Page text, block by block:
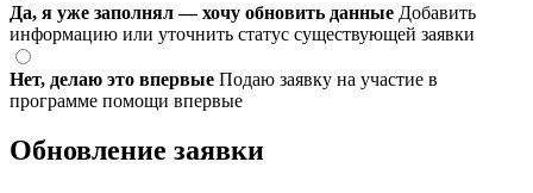
Да, я уже заполнял — хочу обновить данные Добавить
информацию или уточнить статус существующей заявки
Нет, делаю это впервые Подаю заявку на участие в
программе помощи впервые
Обновление заявки